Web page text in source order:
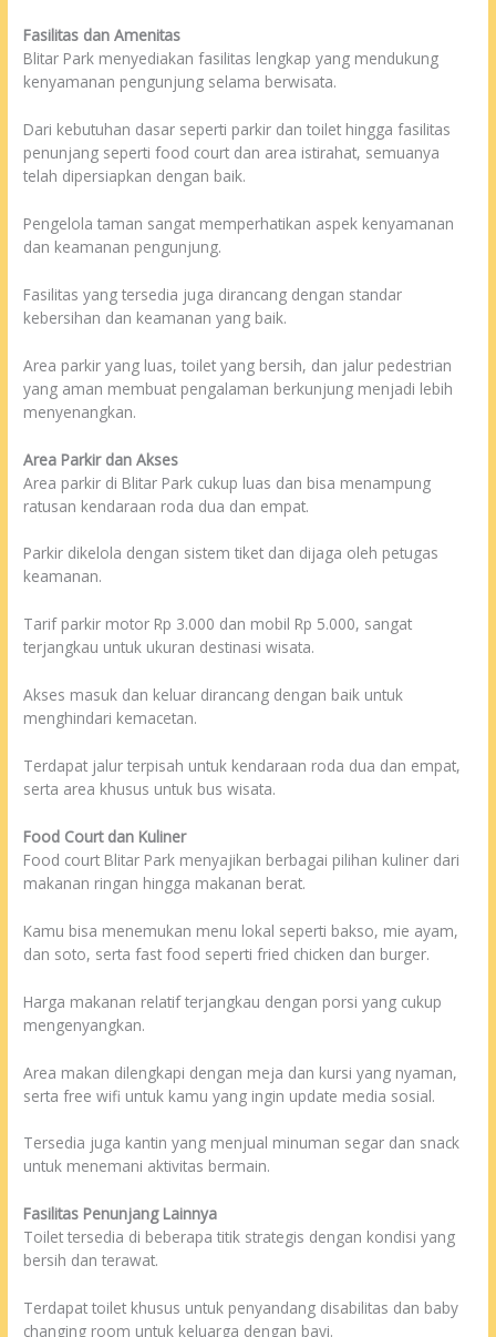
Fasilitas dan Amenitas
Blitar Park menyediakan fasilitas lengkap yang mendukung
kenyamanan pengunjung selama berwisata.
Dari kebutuhan dasar seperti parkir dan toilet hingga fasilitas
penunjang seperti food court dan area istirahat, semuanya
telah dipersiapkan dengan baik.
Pengelola taman sangat memperhatikan aspek kenyamanan
dan keamanan pengunjung.
Fasilitas yang tersedia juga dirancang dengan standar
kebersihan dan keamanan yang baik.
Area parkir yang luas, toilet yang bersih, dan jalur pedestrian
yang aman membuat pengalaman berkunjung menjadi lebih
menyenangkan.
Area Parkir dan Akses
Area parkir di Blitar Park cukup luas dan bisa menampung
ratusan kendaraan roda dua dan empat.
Parkir dikelola dengan sistem tiket dan dijaga oleh petugas
keamanan.
Tarif parkir motor Rp 3.000 dan mobil Rp 5.000, sangat
terjangkau untuk ukuran destinasi wisata.
Akses masuk dan keluar dirancang dengan baik untuk
menghindari kemacetan.
Terdapat jalur terpisah untuk kendaraan roda dua dan empat,
serta area khusus untuk bus wisata.
Food Court dan Kuliner
Food court Blitar Park menyajikan berbagai pilihan kuliner dari
makanan ringan hingga makanan berat.
Kamu bisa menemukan menu lokal seperti bakso, mie ayam,
dan soto, serta fast food seperti fried chicken dan burger.
Harga makanan relatif terjangkau dengan porsi yang cukup
mengenyangkan.
Area makan dilengkapi dengan meja dan kursi yang nyaman,
serta free wifi untuk kamu yang ingin update media sosial.
Tersedia juga kantin yang menjual minuman segar dan snack
untuk menemani aktivitas bermain.
Fasilitas Penunjang Lainnya
Toilet tersedia di beberapa titik strategis dengan kondisi yang
bersih dan terawat.
Terdapat toilet khusus untuk penyandang disabilitas dan baby
changing room untuk keluarga dengan bayi.